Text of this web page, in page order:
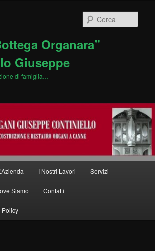
Organara”
Giuseppe
di famiglia…
I Nostri Lavori Servizi
Siamo Contatti
Policy